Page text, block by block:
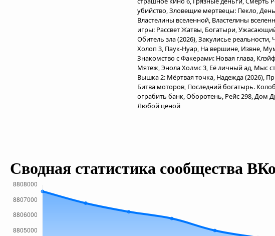
убийство, Зловещие мертвецы: Пекло,
Властелины вселенной, Властелины
игры: Рассвет Жатвы, Богатыри,
Обитель зла (2026), Закулисье
Холоп 3, Паук-Нуар, На вершине, Извне,
Знакомство с Факерами: Новая глава,
Мятеж, Энола Холмс 3, Её личный ад, Мыс
Вышка 2: Мёртвая точка, Надежда (2026),
Битва моторов, Последний богатырь.
ограбить банк, Оборотень, Рейс 298, Дом
Любой ценой
Сводная статистика сообщества